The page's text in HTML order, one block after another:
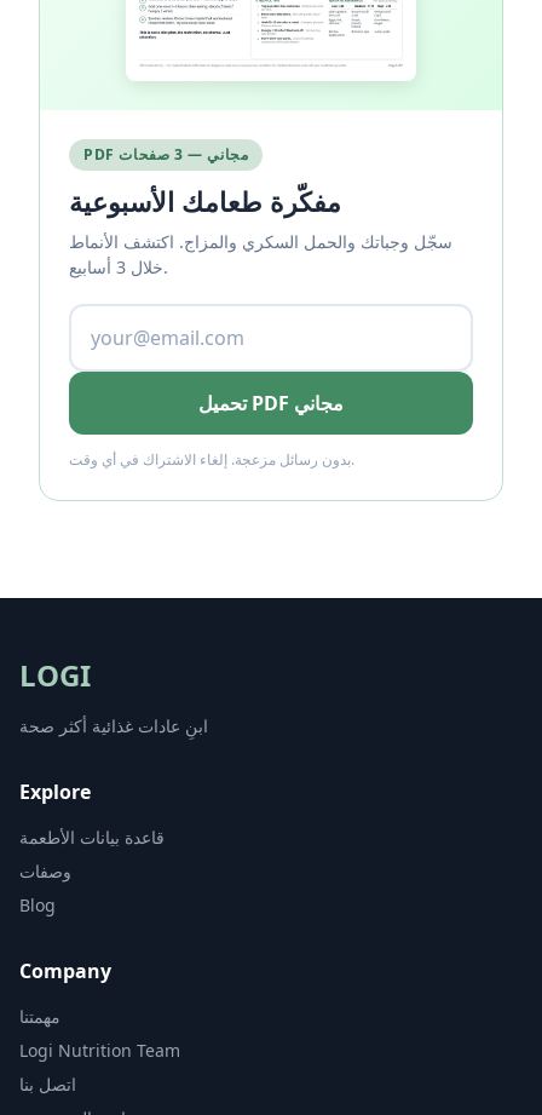
PDF مجاني — 3 صفحات
مفكّرة طعامك الأسبوعية
سجّل وجباتك والحمل السكري والمزاج. اكتشف الأنماط
خلال 3 أسابيع.
تحميل PDF مجاني
بدون رسائل مزعجة. إلغاء الاشتراك في أي وقت.
LOGI
ابنِ عادات غذائية أكثر صحة
Explore
قاعدة بيانات الأطعمة
وصفات
Blog
Company
مهمتنا
Logi Nutrition Team
اتصل بنا